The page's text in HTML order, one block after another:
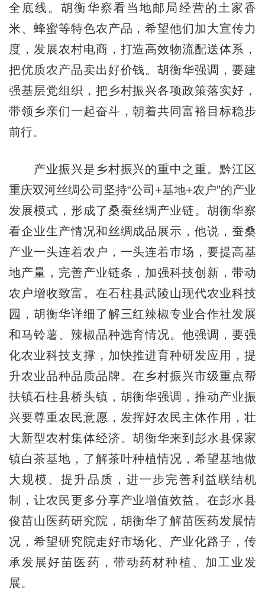
全底线。胡衡华察看当地邮局经营的土家香
米、蜂蜜等特色农产品，希望他们加大宣传力
度，发展农村电商，打造高效物流配送体系，
把优质农产品卖出好价钱。胡衡华强调，要建
强基层党组织，把乡村振兴各项政策落实好，
带领乡亲们一起奋斗，朝着共同富裕目标稳步
前行。
产业振兴是乡村振兴的重中之重。黔江区
重庆双河丝绸公司坚持“公司+基地+农户”的产业
发展模式，形成了桑蚕丝绸产业链。胡衡华察
看企业生产情况和丝绸成品展示，他说，蚕桑
产业一头连着农户，一头连着市场，要提高基
地产量，完善产业链条，加强科技创新，带动
农户增收致富。在石柱县武陵山现代农业科技
园，胡衡华详细了解三红辣椒专业合作社发展
和马铃薯、辣椒品种选育情况。他强调，要强
化农业科技支撑，加快推进育种研发应用，提
升农业品种品质品牌。在乡村振兴市级重点帮
扶镇石柱县桥头镇，胡衡华强调，推动产业振
兴要尊重农民意愿，发挥好农民主体作用，壮
大新型农村集体经济。胡衡华来到彭水县保家
镇白茶基地，了解茶叶种植情况，希望基地做
大规模、提升品质，进一步完善利益联结机
制，让农民更多分享产业增值效益。在彭水县
俊苗山医药研究院，胡衡华了解苗医药发展情
况，希望研究院走好市场化、产业化路子，传
承发展好苗医药，带动药材种植、加工业发
展。